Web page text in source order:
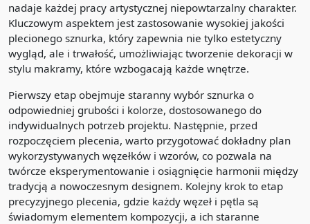
nadaje każdej pracy artystycznej niepowtarzalny charakter.
Kluczowym aspektem jest zastosowanie wysokiej jakości
plecionego sznurka, który zapewnia nie tylko estetyczny
wygląd, ale i trwałość, umożliwiając tworzenie dekoracji w
stylu makramy, które wzbogacają każde wnętrze.
Pierwszy etap obejmuje staranny wybór sznurka o
odpowiedniej grubości i kolorze, dostosowanego do
indywidualnych potrzeb projektu. Następnie, przed
rozpoczęciem plecenia, warto przygotować dokładny plan
wykorzystywanych węzełków i wzorów, co pozwala na
twórcze eksperymentowanie i osiągnięcie harmonii między
tradycją a nowoczesnym designem. Kolejny krok to etap
precyzyjnego plecenia, gdzie każdy węzeł i pętla są
świadomym elementem kompozycji, a ich staranne